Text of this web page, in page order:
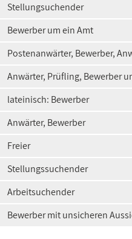
Stellungsuchender
Bewerber um ein Amt
Postenanwärter, Bewerber,
Anwärter, Prüfling, Bewerber
lateinisch: Bewerber
Anwärter, Bewerber
Freier
Stellungssuchender
Arbeitsuchender
Bewerber mit unsicheren